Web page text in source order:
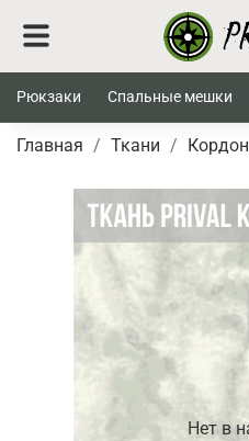
Рюкзаки Спальные мешки
Главная Ткани Кордон
Нет в